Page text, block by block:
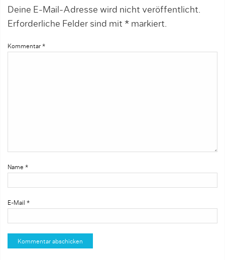
Deine E-Mail-Adresse wird nicht veröffentlicht.
Erforderliche Felder sind mit * markiert.
Kommentar *
Name *
E-Mail *